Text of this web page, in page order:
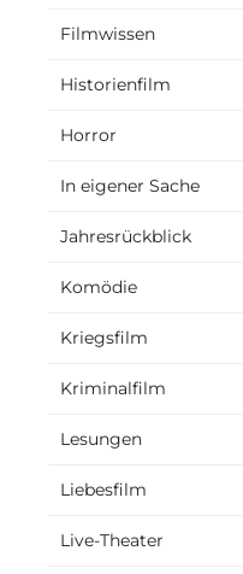
Filmwissen
Historienfilm
Horror
In eigener Sache
Jahresrückblick
Komödie
Kriegsfilm
Kriminalfilm
Lesungen
Liebesfilm
Live-Theater